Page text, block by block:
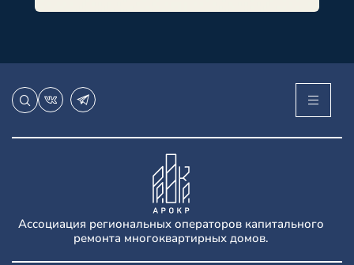
Ассоциация региональных операторов капитального
ремонта многоквартирных домов.